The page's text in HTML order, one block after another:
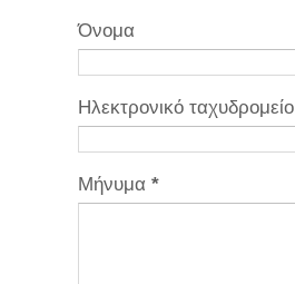
Όνομα
Ηλεκτρονικό ταχυδρομείο
Μήνυμα *